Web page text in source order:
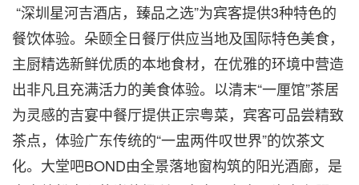
“深圳星河吉酒店，臻品之选”为宾客提供3种特色的
餐饮体验。朵颐全日餐厅供应当地及国际特色美食，
主厨精选新鲜优质的本地食材，在优雅的环境中营造
出非凡且充满活力的美食体验。以清末“一厘馆”茶居
为灵感的吉宴中餐厅提供正宗粤菜，宾客可品尝精致
茶点，体验广东传统的“一盅两件叹世界”的饮茶文
化。大堂吧BOND由全景落地窗构筑的阳光酒廊，是